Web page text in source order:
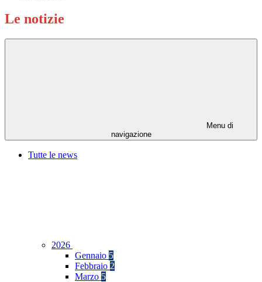
Le notizie
Menu di
navigazione
Tutte le news
2026
Gennaio 5
Febbraio 2
Marzo 5